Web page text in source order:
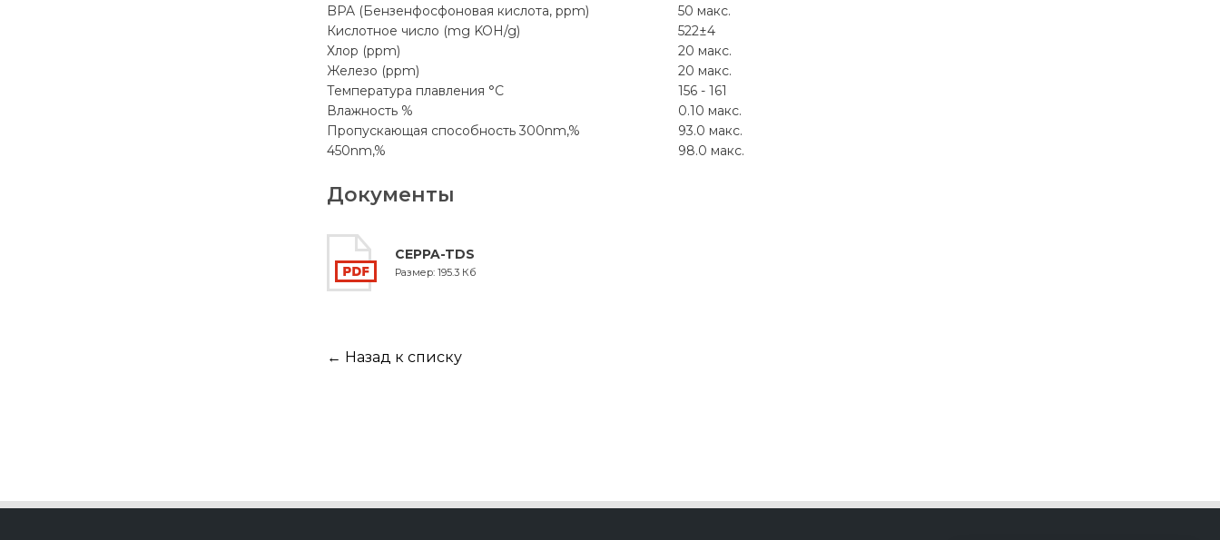
BPA (Бензенфосфоновая кислота, ppm)
50 макс.
Кислотное число (mg KOH/g)
522±4
Хлор (ppm)
20 макс.
Железо (ppm)
20 макс.
Температура плавления °C
156 - 161
Влажность %
0.10 макс.
Пропускающая способность 300nm,%
93.0 макс.
450nm,%
98.0 макс.
Документы
CEPPA-TDS
Размер: 195.3 Кб
← Назад к списку